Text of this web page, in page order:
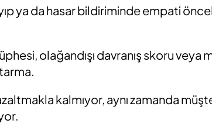
ya da hasar bildiriminde empati
olağandışı davranış skoru veya
kalmıyor, aynı zamanda